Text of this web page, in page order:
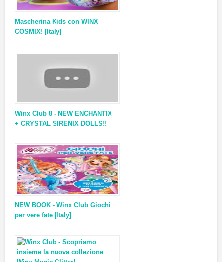
Mascherina Kids con WINX
COSMIX! [Italy]
Winx Club 8 - NEW ENCHANTIX
+ CRYSTAL SIRENIX DOLLS!!
NEW BOOK - Winx Club Giochi
per vere fate [Italy]